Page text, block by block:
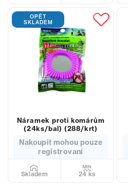
OPĚT
SKLADEM
Náramek proti komárům
(24ks/bal) (288/krt)
Nakoupit mohou pouze
registrovaní
Skladem 24 ks